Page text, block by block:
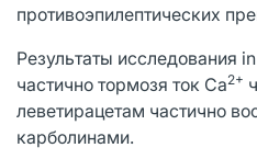
противоэпилептических
Результаты исследования
частично тормозя ток Са2+
леветирацетам частично
карболинами.